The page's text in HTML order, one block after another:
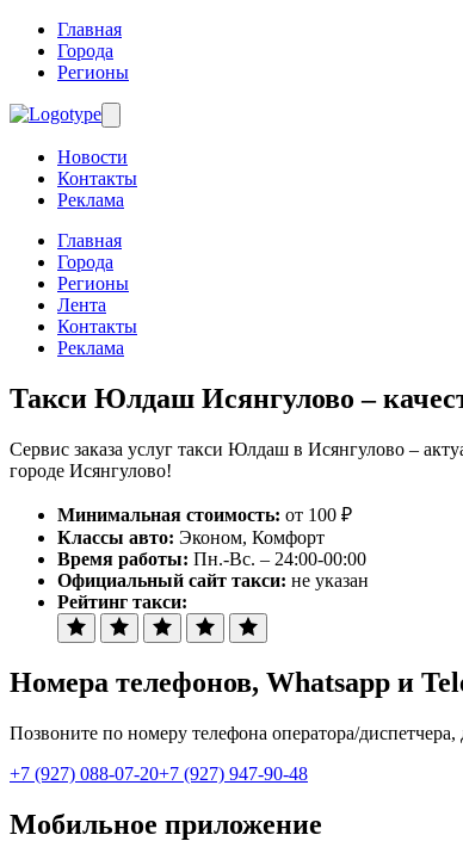
Главная
Города
Регионы
Новости
Контакты
Реклама
Главная
Города
Регионы
Лента
Контакты
Реклама
Такси Юлдаш Исянгулово –
Сервис заказа услуг такси Юлдаш в Исянгулово –
городе Исянгулово!
Минимальная стоимость: от 100 ₽
Классы авто: Эконом, Комфорт
Время работы: Пн.-Вс. – 24:00-00:00
Официальный сайт такси: не указан
Рейтинг такси:
Номера телефонов, Whatsapp и
Позвоните по номеру телефона оператора/
+7 (927) 088-07-20+7 (927) 947-90-48
Мобильное приложение